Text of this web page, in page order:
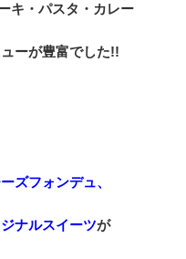
キ・パスタ・カレー
ーが豊富でした!!
ズフォンデュ、
ナルスイーツが